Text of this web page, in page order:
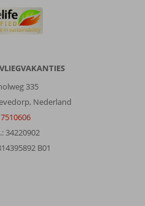
335
Nederland
34220902
B01